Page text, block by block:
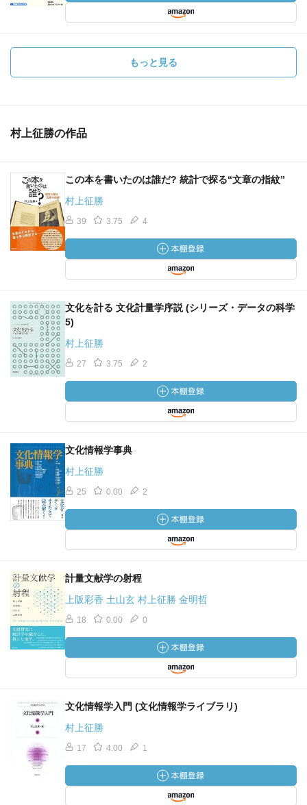
もっと見る
村上征勝の作品
この本を書いたのは誰だ? 統計で探る“文章の指紋”
村上征勝
39 3.75 4
文化を計る 文化計量学序説 (シリーズ・データの科学
5)
村上征勝
27 3.75 2
文化情報学事典
村上征勝
25 0.00 2
計量文献学の射程
上阪彩香 土山玄 村上征勝 金明哲
18 0.00 0
文化情報学入門 (文化情報学ライブラリ)
村上征勝
17 4.00 1